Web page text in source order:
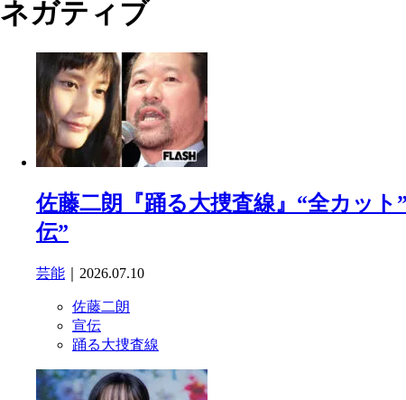
ネガティブ
佐藤二朗『踊る大捜査線』“全カッ
伝”
芸能 ｜2026.07.10
佐藤二朗
宣伝
踊る大捜査線